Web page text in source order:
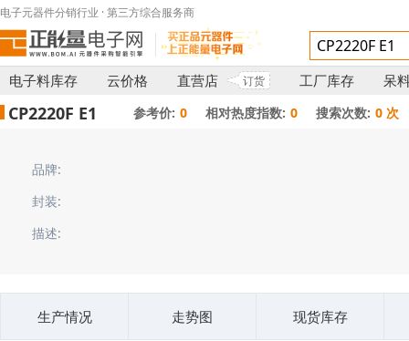
电子元器件分销行业 · 第三方综合服务商
电子料库存 云价格 直营店 订货 工厂库存 呆
CP2220F E1 参考价: 0 相对热度指数: 0 搜索次数: 0 次
品牌:
封装:
描述:
生产情况 走势图 现货库存